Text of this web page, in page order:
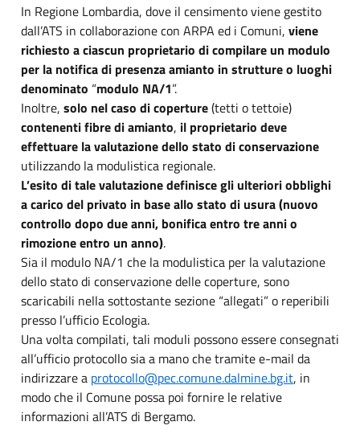
In Regione Lombardia, dove il censimento viene gestito
dall’ATS in collaborazione con ARPA ed i Comuni, viene
richiesto a ciascun proprietario di compilare un modulo
per la notifica di presenza amianto in strutture o luoghi
denominato “modulo NA/1”.
Inoltre, solo nel caso di coperture(tetti o tettoie)
contenenti fibre di amianto, il proprietario deve
effettuare la valutazione dello stato di conservazione
utilizzando la modulistica regionale.
L’esito di tale valutazione definisce gli ulteriori obblighi
a carico del privato in base allo stato di usura (nuovo
controllo dopo due anni, bonifica entro tre anni o
rimozione entro un anno).
Sia il modulo NA/1 che la modulistica per la valutazione
dello stato di conservazione delle coperture, sono
scaricabili nella sottostante sezione “allegati” o reperibili
presso l’ufficio Ecologia.
Una volta compilati, tali moduli possono essere consegnati
all’ufficio protocollo sia a mano che tramite e-mail da
indirizzare a protocollo@pec.comune.dalmine.bg.it, in
modo che il Comune possa poi fornire le relative
informazioni all’ATS di Bergamo.